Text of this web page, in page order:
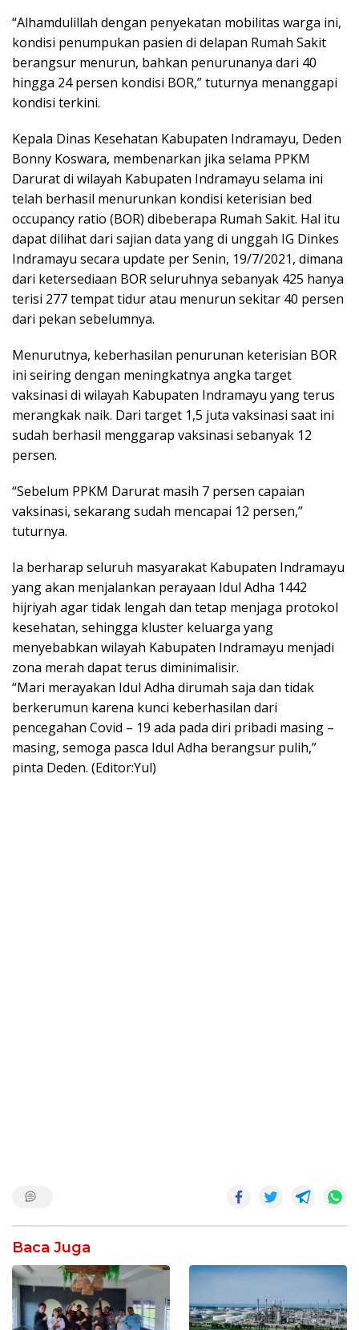
“Alhamdulillah dengan penyekatan mobilitas warga ini,
kondisi penumpukan pasien di delapan Rumah Sakit
berangsur menurun, bahkan penurunanya dari 40
hingga 24 persen kondisi BOR,” tuturnya menanggapi
kondisi terkini.
Kepala Dinas Kesehatan Kabupaten Indramayu, Deden
Bonny Koswara, membenarkan jika selama PPKM
Darurat di wilayah Kabupaten Indramayu selama ini
telah berhasil menurunkan kondisi keterisian bed
occupancy ratio (BOR) dibeberapa Rumah Sakit. Hal itu
dapat dilihat dari sajian data yang di unggah IG Dinkes
Indramayu secara update per Senin, 19/7/2021, dimana
dari ketersediaan BOR seluruhnya sebanyak 425 hanya
terisi 277 tempat tidur atau menurun sekitar 40 persen
dari pekan sebelumnya.
Menurutnya, keberhasilan penurunan keterisian BOR
ini seiring dengan meningkatnya angka target
vaksinasi di wilayah Kabupaten Indramayu yang terus
merangkak naik. Dari target 1,5 juta vaksinasi saat ini
sudah berhasil menggarap vaksinasi sebanyak 12
persen.
“Sebelum PPKM Darurat masih 7 persen capaian
vaksinasi, sekarang sudah mencapai 12 persen,”
tuturnya.
Ia berharap seluruh masyarakat Kabupaten Indramayu
yang akan menjalankan perayaan Idul Adha 1442
hijriyah agar tidak lengah dan tetap menjaga protokol
kesehatan, sehingga kluster keluarga yang
menyebabkan wilayah Kabupaten Indramayu menjadi
zona merah dapat terus diminimalisir.
“Mari merayakan Idul Adha dirumah saja dan tidak
berkerumun karena kunci keberhasilan dari
pencegahan Covid – 19 ada pada diri pribadi masing –
masing, semoga pasca Idul Adha berangsur pulih,”
pinta Deden. (Editor:Yul)
Baca Juga